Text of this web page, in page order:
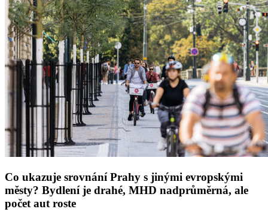
Co ukazuje srovnání Prahy s jinými evropskými
městy? Bydlení je drahé, MHD nadprůměrná, ale
počet aut roste